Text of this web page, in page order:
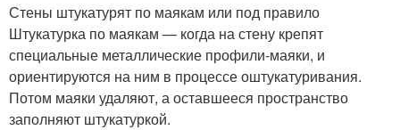
Стены штукатурят по маякам или под правило
Штукатурка по маякам — когда на стену крепят
специальные металлические профили-маяки, и
ориентируются на ним в процессе оштукатуривания.
Потом маяки удаляют, а оставшееся пространство
заполняют штукатуркой.